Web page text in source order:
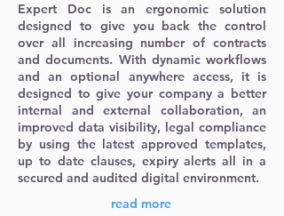
Expert Doc is an ergonomic solution
designed to give you back the control
over all increasing number of contracts
and documents. With dynamic workflows
and an optional anywhere access, it is
designed to give your company a better
internal and external collaboration, an
improved data visibility, legal compliance
by using the latest approved templates,
up to date clauses, expiry alerts all in a
secured and audited digital environment.
read more